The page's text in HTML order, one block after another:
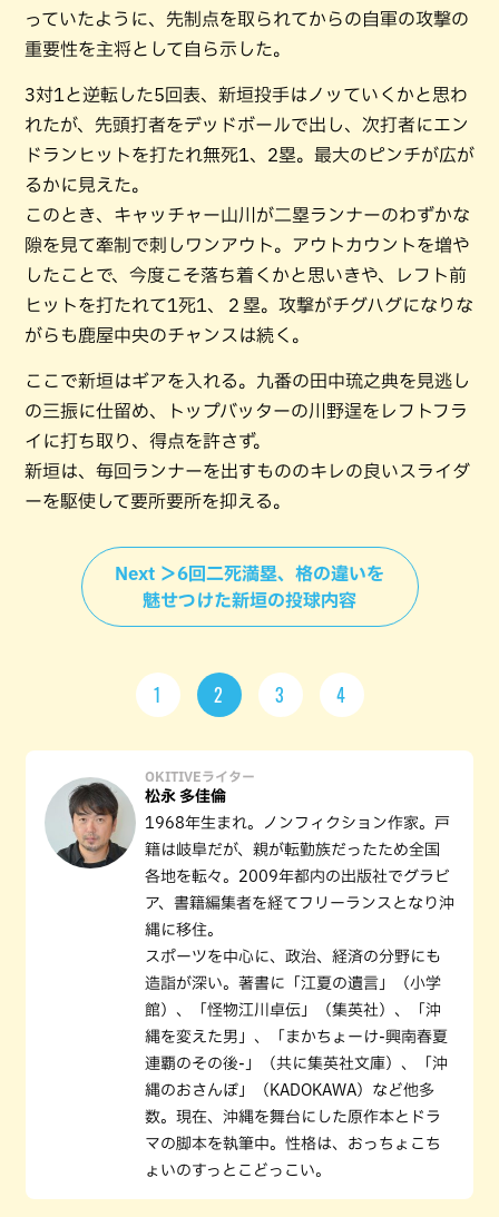
っていたように、先制点を取られてからの自軍の攻撃の
重要性を主将として自ら示した。
3対1と逆転した5回表、新垣投手はノッていくかと思わ
れたが、先頭打者をデッドボールで出し、次打者にエン
ドランヒットを打たれ無死1、2塁。最大のピンチが広が
るかに見えた。
このとき、キャッチャー山川が二塁ランナーのわずかな
隙を見て牽制で刺しワンアウト。アウトカウントを増や
したことで、今度こそ落ち着くかと思いきや、レフト前
ヒットを打たれて1死1、２塁。攻撃がチグハグになりな
がらも鹿屋中央のチャンスは続く。
ここで新垣はギアを入れる。九番の田中琉之典を見逃し
の三振に仕留め、トップバッターの川野逞をレフトフラ
イに打ち取り、得点を許さず。
新垣は、毎回ランナーを出すもののキレの良いスライダ
ーを駆使して要所要所を抑える。
Next ＞6回二死満塁、格の違いを
魅せつけた新垣の投球内容
1 2 3 4
OKITIVEライター
松永 多佳倫
1968年生まれ。ノンフィクション作家。戸
籍は岐阜だが、親が転勤族だったため全国
各地を転々。2009年都内の出版社でグラビ
ア、書籍編集者を経てフリーランスとなり沖
縄に移住。
スポーツを中心に、政治、経済の分野にも
造詣が深い。著書に「江夏の遺言」（小学
館）、「怪物江川卓伝」（集英社）、「沖
縄を変えた男」、「まかちょーけ-興南春夏
連覇のその後-」（共に集英社文庫）、「沖
縄のおさんぽ」（KADOKAWA）など他多
数。現在、沖縄を舞台にした原作本とドラ
マの脚本を執筆中。性格は、おっちょこち
ょいのすっとこどっこい。